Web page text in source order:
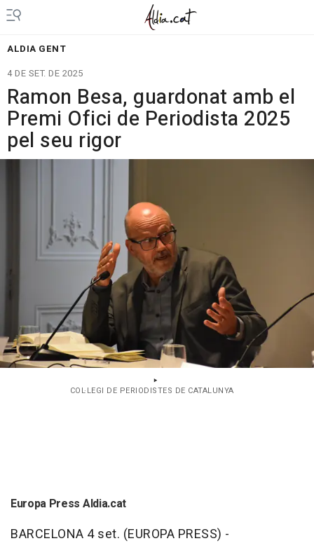
ALDIA GENT
4 DE SET. DE 2025
Ramon Besa, guardonat amb el
Premi Ofici de Periodista 2025
pel seu rigor
COL·LEGI DE PERIODISTES DE CATALUNYA
Europa Press Aldia.cat
BARCELONA 4 set. (EUROPA PRESS) -